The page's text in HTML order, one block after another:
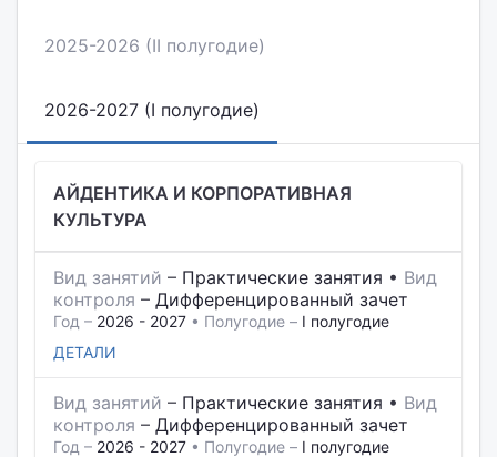
2025-2026 (II полугодие)
2026-2027 (I полугодие)
АЙДЕНТИКА И КОРПОРАТИВНАЯ
КУЛЬТУРА
Вид занятий – Практические занятия • Вид
контроля – Дифференцированный зачет
Год – 2026 - 2027 • Полугодие – I полугодие
ДЕТАЛИ
Вид занятий – Практические занятия • Вид
контроля – Дифференцированный зачет
Год – 2026 - 2027 • Полугодие – I полугодие